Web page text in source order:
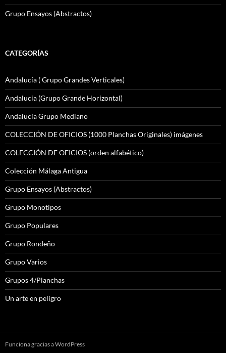
Grupo Ensayos (Abstractos)
CATEGORÍAS
Andalucía ( Grupo Grandes Verticales)
Andalucia (Grupo Grande Horizontal)
Andalucía Grupo Mediano
COLECCIÓN DE OFICIOS (1000 Planchas Originales) imágenes
COLECCIÓN DE OFICIOS (orden alfabético)
Colección Málaga Antigua
Grupo Ensayos (Abstractos)
Grupo Monotipos
Grupo Populares
Grupo Rondeño
Grupo Varios
Grupos 4/Planchas
Un arte en peligro
Funciona gracias a WordPress